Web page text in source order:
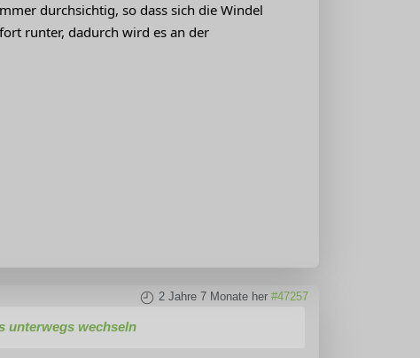
durchsichtig, so dass sich die Windel
runter, dadurch wird es an der
2 Jahre 7 Monate her #47257
unterwegs wechseln